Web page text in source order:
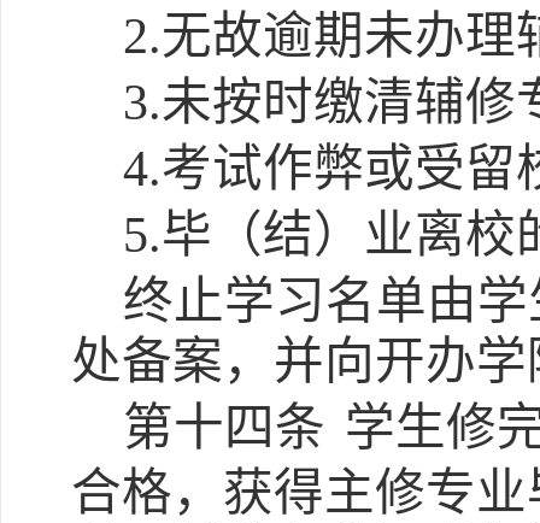
2.无故逾期未办理
3.未按时缴清辅修
4.考试作弊或受留
5.毕（结）业离校
终止学习名单由
处备案，并向开办
第十四条 学生修
合格，获得主修专